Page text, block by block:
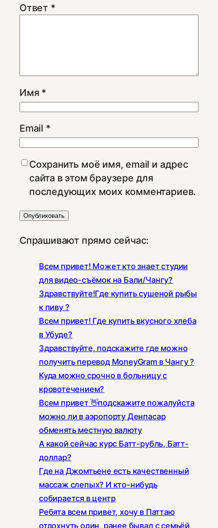
Ответ *
Имя *
Email *
Сохранить моё имя, email и адрес
сайта в этом браузере для
последующих моих комментариев.
Спрашивают прямо сейчас:
Всем привет! Может кто знает студии
для видео-съёмок на Бали/Чангу?
Здравствуйте!Где купить сушеной рыбы
к пиву ?
Всем привет! Где купить вкусного хлеба
в Убуде?
Здравствуйте, подскажите где можно
получить перевод MoneyGram в Чангу ?
Куда можно срочно в больницу с
кровотечением?
Всем привет 👋подскажите пожалуйста
можно ли в аэропорту Денпасар
обменять местную валюту
А какой сейчас курс Батт-рубль, Батт-
доллар?
Где на Джомтьене есть качественный
массаж слепых? И кто-нибудь
собирается в центр
Ребята всем привет, хочу в Паттаю
отдохнуть один, ранее бывал с семьёй